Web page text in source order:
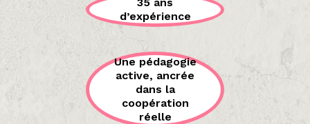
d’expérience
Une pédagogie
active, ancrée
dans la
coopération
réelle